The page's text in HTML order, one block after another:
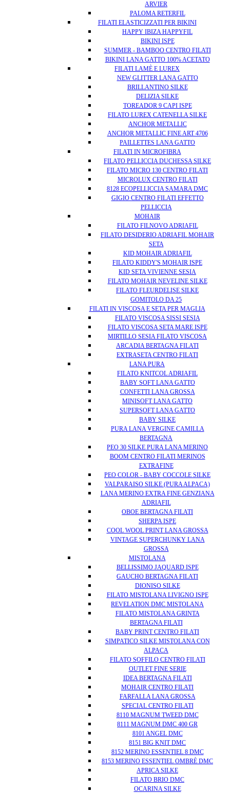
ARVIER
PALOMA RETERFIL
FILATI ELASTICIZZATI PER BIKINI
HAPPY IBIZA HAPPYFIL
BIKINI ISPE
SUMMER - BAMBOO CENTRO FILATI
BIKINI LANA GATTO 100% ACETATO
FILATI LAMÈ E LUREX
NEW GLITTER LANA GATTO
BRILLANTINO SILKE
DELIZIA SILKE
TOREADOR 9 CAPI ISPE
FILATO LUREX CATENELLA SILKE
ANCHOR METALLIC
ANCHOR METALLIC FINE ART 4706
PAILLETTES LANA GATTO
FILATI IN MICROFIBRA
FILATO PELLICCIA DUCHESSA SILKE
FILATO MICRO 130 CENTRO FILATI
MICROLUX CENTRO FILATI
8128 ECOPELLICCIA SAMARA DMC
GIGIO CENTRO FILATI EFFETTO
PELLICCIA
MOHAIR
FILATO FILNOVO ADRIAFIL
FILATO DESIDERIO ADRIAFIL MOHAIR
SETA
KID MOHAIR ADRIAFIL
FILATO KIDDY'S MOHAIR ISPE
KID SETA VIVIENNE SESIA
FILATO MOHAIR NEVELINE SILKE
FILATO FLEURDELISE SILKE
GOMITOLO DA 25
FILATI IN VISCOSA E SETA PER MAGLIA
FILATO VISCOSA SISSI SESIA
FILATO VISCOSA SETA MARE ISPE
MIRTILLO SESIA FILATO VISCOSA
ARCADIA BERTAGNA FILATI
EXTRASETA CENTRO FILATI
LANA PURA
FILATO KNITCOL ADRIAFIL
BABY SOFT LANA GATTO
CONFETTI LANA GROSSA
MINISOFT LANA GATTO
SUPERSOFT LANA GATTO
BABY SILKE
PURA LANA VERGINE CAMILLA
BERTAGNA
PEO 30 SILKE PURA LANA MERINO
BOOM CENTRO FILATI MERINOS
EXTRAFINE
PEO COLOR - BABY COCCOLE SILKE
VALPARAISO SILKE (PURA ALPACA)
LANA MERINO EXTRA FINE GENZIANA
ADRIAFIL
OBOE BERTAGNA FILATI
SHERPA ISPE
COOL WOOL PRINT LANA GROSSA
VINTAGE SUPERCHUNKY LANA
GROSSA
MISTOLANA
BELLISSIMO JAQUARD ISPE
GAUCHO BERTAGNA FILATI
DIONISO SILKE
FILATO MISTOLANA LIVIGNO ISPE
REVELATION DMC MISTOLANA
FILATO MISTOLANA GRINTA
BERTAGNA FILATI
BABY PRINT CENTRO FILATI
SIMPATICO SILKE MISTOLANA CON
ALPACA
FILATO SOFFILO CENTRO FILATI
OUTLET FINE SERIE
IDEA BERTAGNA FILATI
MOHAIR CENTRO FILATI
FARFALLA LANA GROSSA
SPECIAL CENTRO FILATI
8110 MAGNUM TWEED DMC
8111 MAGNUM DMC 400 GR
8101 ANGEL DMC
8151 BIG KNIT DMC
8152 MERINO ESSENTIEL 8 DMC
8153 MERINO ESSENTIEL OMBRÈ DMC
APRICA SILKE
FILATO BRIO DMC
OCARINA SILKE